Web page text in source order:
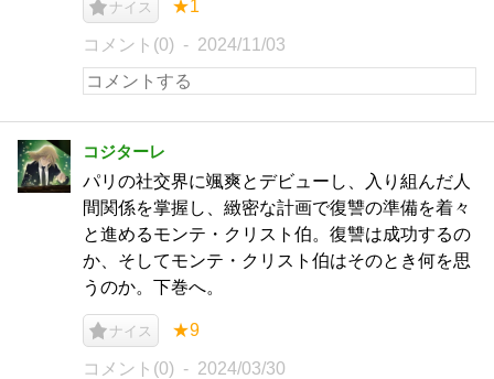
ナイス ★1
コメント(0) 2024/11/03
コジターレ
パリの社交界に颯爽とデビューし、入り組んだ人
間関係を掌握し、緻密な計画で復讐の準備を着々
と進めるモンテ・クリスト伯。復讐は成功するの
か、そしてモンテ・クリスト伯はそのとき何を思
うのか。下巻へ。
ナイス ★9
コメント(0) 2024/03/30